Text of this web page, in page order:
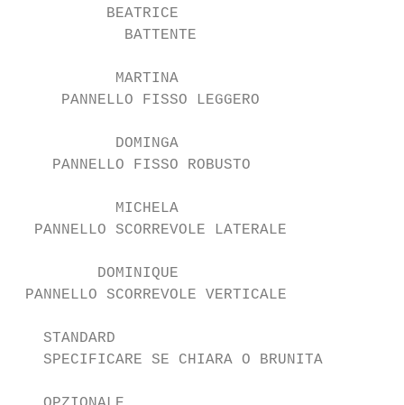
          BEATRICE
            BATTENTE
           MARTINA
     PANNELLO FISSO LEGGERO
           DOMINGA
    PANNELLO FISSO ROBUSTO
           MICHELA
  PANNELLO SCORREVOLE LATERALE
         DOMINIQUE
PANNELLO SCORREVOLE VERTICALE
   STANDARD
   SPECIFICARE SE CHIARA O BRUNITA